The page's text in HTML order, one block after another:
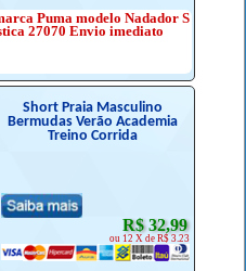
Puma modelo Nadador S
27070 Envio imediato
Short Praia Masculino
Bermudas Verão Academia
Treino Corrida
R$ 32,99
ou 12 X de R$ 3.23